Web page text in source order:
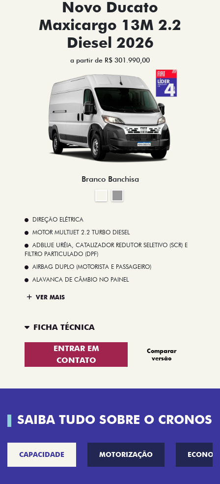
Novo Ducato
Maxicargo 13M 2.2
Diesel 2026
a partir de R$ 301.990,00
Branco Banchisa
DIREÇÃO ELÉTRICA
MOTOR MULTIJET 2.2 TURBO DIESEL
ADBLUE URÉIA, CATALIZADOR REDUTOR SELETIVO (SCR) E
FILTRO PARTICULADO (DPF)
AIRBAG DUPLO (MOTORISTA E PASSAGEIRO)
ALAVANCA DE CÂMBIO NO PAINEL
VER MAIS
FICHA TÉCNICA
ENTRAR EM
CONTATO
Comparar
versão
SAIBA TUDO SOBRE O CRONOS
CAPACIDADE MOTORIZAÇÃO